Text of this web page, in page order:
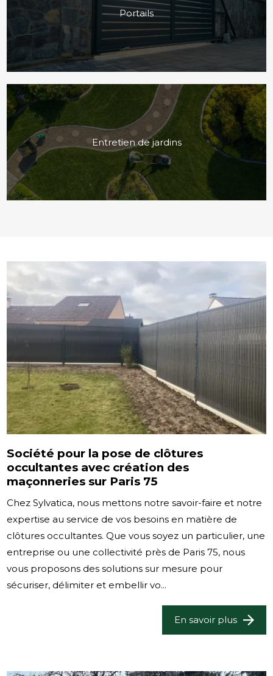
Portails
Entretien de jardins
Société pour la pose de clôtures
occultantes avec création des
maçonneries sur Paris 75
Chez Sylvatica, nous mettons notre savoir-faire et notre
expertise au service de vos besoins en matière de
clôtures occultantes. Que vous soyez un particulier, une
entreprise ou une collectivité près de Paris 75, nous
vous proposons des solutions sur mesure pour
sécuriser, délimiter et embellir vo...
En savoir plus